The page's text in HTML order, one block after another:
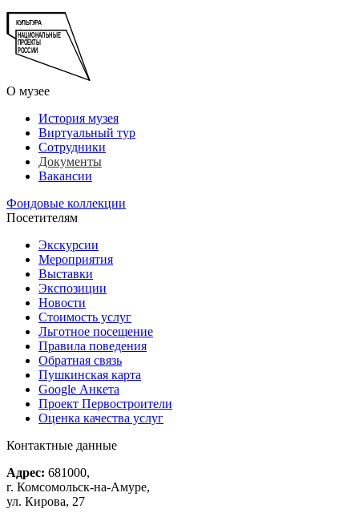
О музее
История музея
Виртуальный тур
Сотрудники
Документы
Вакансии
Фондовые коллекции
Посетителям
Экскурсии
Мероприятия
Выставки
Экспозиции
Новости
Стоимость услуг
Льготное посещение
Правила поведения
Обратная связь
Пушкинская карта
Google Анкета
Проект Первостроители
Оценка качества услуг
Контактные данные
Адрес: 681000,
г. Комсомольск-на-Амуре,
ул. Кирова, 27